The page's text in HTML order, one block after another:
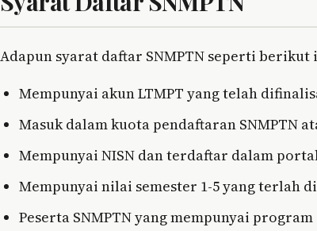
Adapun syarat daftar SNMPTN seperti berikut
Mempunyai akun LTMPT yang telah
Masuk dalam kuota pendaftaran SNMPTN
Mempunyai NISN dan terdaftar dalam
Mempunyai nilai semester 1-5 yang terlah
Peserta SNMPTN yang mempunyai